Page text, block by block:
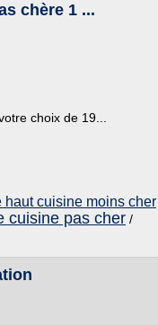
chère 1 ...
choix de 19...
haut cuisine moins cher
cuisine pas cher /